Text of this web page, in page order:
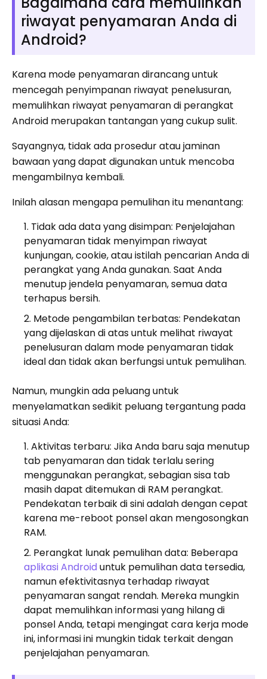
riwayat penyamaran Anda di
Android?
Karena mode penyamaran dirancang untuk
mencegah penyimpanan riwayat penelusuran,
memulihkan riwayat penyamaran di perangkat
Android merupakan tantangan yang cukup sulit.
Sayangnya, tidak ada prosedur atau jaminan
bawaan yang dapat digunakan untuk mencoba
mengambilnya kembali.
Inilah alasan mengapa pemulihan itu menantang:
Tidak ada data yang disimpan: Penjelajahan
penyamaran tidak menyimpan riwayat
kunjungan, cookie, atau istilah pencarian Anda di
perangkat yang Anda gunakan. Saat Anda
menutup jendela penyamaran, semua data
terhapus bersih.
Metode pengambilan terbatas: Pendekatan
yang dijelaskan di atas untuk melihat riwayat
penelusuran dalam mode penyamaran tidak
ideal dan tidak akan berfungsi untuk pemulihan.
Namun, mungkin ada peluang untuk
menyelamatkan sedikit peluang tergantung pada
situasi Anda:
Aktivitas terbaru: Jika Anda baru saja menutup
tab penyamaran dan tidak terlalu sering
menggunakan perangkat, sebagian sisa tab
masih dapat ditemukan di RAM perangkat.
Pendekatan terbaik di sini adalah dengan cepat
karena me-reboot ponsel akan mengosongkan
RAM.
Perangkat lunak pemulihan data: Beberapa
aplikasi Android untuk pemulihan data tersedia,
namun efektivitasnya terhadap riwayat
penyamaran sangat rendah. Mereka mungkin
dapat memulihkan informasi yang hilang di
ponsel Anda, tetapi mengingat cara kerja mode
ini, informasi ini mungkin tidak terkait dengan
penjelajahan penyamaran.